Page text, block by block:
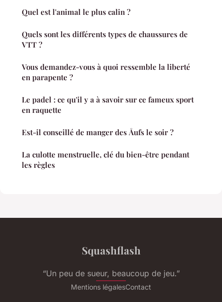
Quel est l'animal le plus calin ?
Quels sont les différents types de chaussures de
VTT ?
Vous demandez-vous à quoi ressemble la liberté
en parapente ?
Le padel : ce qu'il y a à savoir sur ce fameux sport
en raquette
Est-il conseillé de manger des Åufs le soir ?
La culotte menstruelle, clé du bien-être pendant
les règles
Squashflash
“Un peu de sueur, beaucoup de jeu.”
Mentions légalesContact